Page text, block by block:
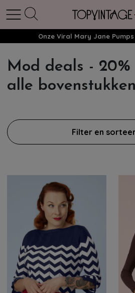
Onze Viral Mary Jane
Mod deals -
alle bovenstukken
Filter en